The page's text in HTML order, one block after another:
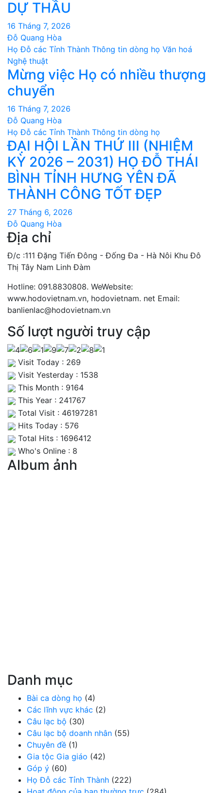
DỰ THẦU
16 Tháng 7, 2026
Đỗ Quang Hòa
Họ Đỗ các Tỉnh Thành Thông tin dòng họ Văn hoá
Nghệ thuật
Mừng việc Họ có nhiều thượng
chuyển
16 Tháng 7, 2026
Đỗ Quang Hòa
Họ Đỗ các Tỉnh Thành Thông tin dòng họ
ĐẠI HỘI LẦN THỨ III (NHIỆM
KỲ 2026 – 2031) HỌ ĐỖ THÁI
BÌNH TỈNH HƯNG YÊN ĐÃ
THÀNH CÔNG TỐT ĐẸP
27 Tháng 6, 2026
Đỗ Quang Hòa
Địa chỉ
Đ/c :111 Đặng Tiến Đông - Đống Đa - Hà Nôi Khu Đô
Thị Tây Nam Linh Đàm
Hotline: 091.8830808. WeWebsite:
www.hodovietnam.vn, hodovietnam. net Email:
banlienlac@hodovietnam.vn
Số lượt người truy cập
Visit Today : 269
Visit Yesterday : 1538
This Month : 9164
This Year : 241767
Total Visit : 46197281
Hits Today : 576
Total Hits : 1696412
Who's Online : 8
Album ảnh
Danh mục
Bài ca dòng họ (4)
Các lĩnh vực khác (2)
Câu lạc bộ (30)
Câu lạc bộ doanh nhân (55)
Chuyên đề (1)
Gia tộc Gia giáo (42)
Góp ý (60)
Họ Đỗ các Tỉnh Thành (222)